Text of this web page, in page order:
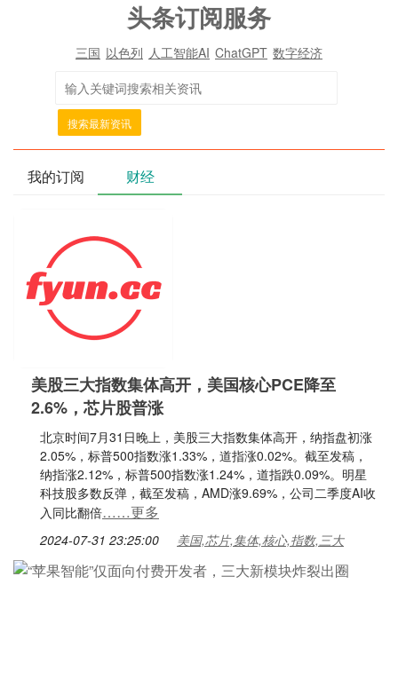
头条订阅服务
三国 以色列 人工智能AI ChatGPT 数字经济
搜索最新资讯
我的订阅 财经
美股三大指数集体高开，美国核心PCE降至
2.6%，芯片股普涨
北京时间7月31日晚上，美股三大指数集体高开，纳指盘初涨
2.05%，标普500指数涨1.33%，道指涨0.02%。截至发稿，
纳指涨2.12%，标普500指数涨1.24%，道指跌0.09%。明星
科技股多数反弹，截至发稿，AMD涨9.69%，公司二季度AI收
入同比翻倍……更多
2024-07-31 23:25:00 美国,芯片,集体,核心,指数,三大